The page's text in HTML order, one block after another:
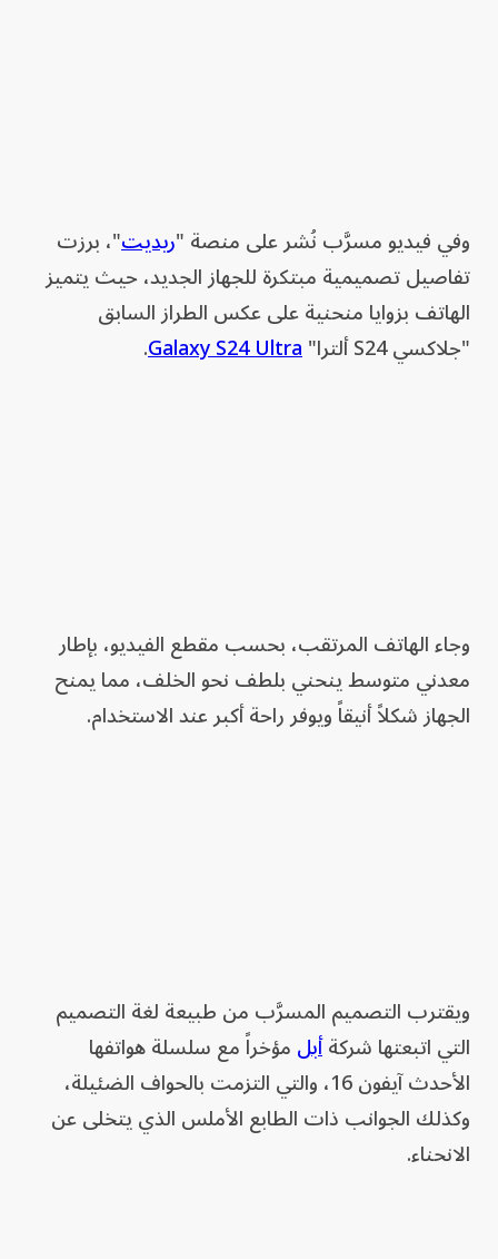
وفي فيديو مسرَّب نُشر على منصة "ريديت"، برزت
تفاصيل تصميمية مبتكرة للجهاز الجديد، حيث يتميز
الهاتف بزوايا منحنية على عكس الطراز السابق
"جلاكسي S24 ألترا"
Galaxy S24 Ultra
.
وجاء الهاتف المرتقب، بحسب مقطع الفيديو، بإطار
معدني متوسط ينحني بلطف نحو الخلف، مما يمنح
الجهاز شكلاً أنيقاً ويوفر راحة أكبر عند الاستخدام.
ويقترب التصميم المسرَّب من طبيعة لغة التصميم
التي اتبعتها شركةأبلمؤخراً مع سلسلة هواتفها
الأحدث آيفون 16، والتي التزمت بالحواف الضئيلة،
وكذلك الجوانب ذات الطابع الأملس الذي يتخلى عن
الانحناء.